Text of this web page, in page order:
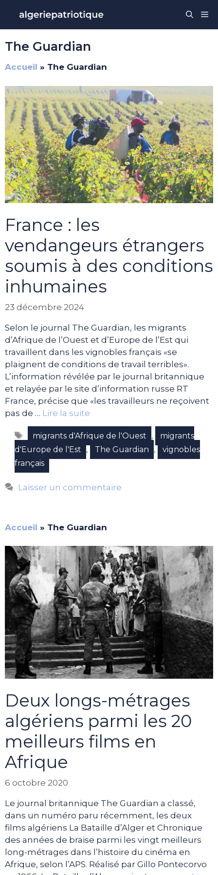
contenu
The Guardian
Accueil » The Guardian
France : les
vendangeurs étrangers
soumis à des conditions
inhumaines
23 décembre 2024
Selon le journal The Guardian, les migrants
d’Afrique de l’Ouest et d’Europe de l’Est qui
travaillent dans les vignobles français «se
plaignent de conditions de travail terribles».
L’information révélée par le journal britannique
et relayée par le site d’information russe RT
France, précise que «les travailleurs ne reçoivent
pas de … Lire la suite
Étiquettes
migrants d'Afrique de l'Ouest ,
migrants
d'Europe de l'Est
, The Guardian ,
vignobles
français
Laisser un commentaire
Accueil » The Guardian
Deux longs-métrages
algériens parmi les 20
meilleurs films en
Afrique
6 octobre 2020
Le journal britannique The Guardian a classé,
dans un numéro paru récemment, les deux
films algériens La Bataille d’Alger et Chronique
des années de braise parmi les vingt meilleurs
long-métrages dans l’histoire du cinéma en
Afrique, selon l’APS. Réalisé par Gillo Pontecorvo